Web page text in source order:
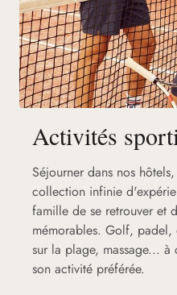
Activités
Séjourner dans nos
collection infinie
famille de se retrouver et
mémorables. Golf,
sur la plage, massage...
son activité préférée.